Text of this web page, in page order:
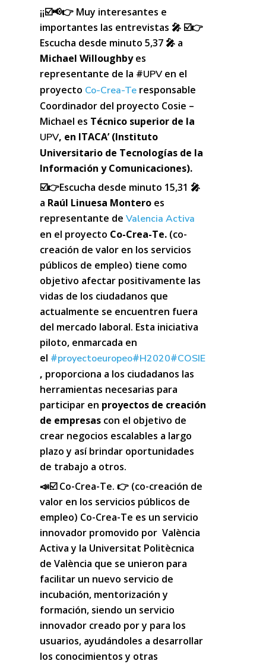
¡¡☑️📢👉 Muy interesantes e
importantes las entrevistas 🎤 ☑️👉
Escucha desde minuto 5,37 🎤 a
Michael Willoughbyes
representante de la #UPV en el
proyecto Co-Crea-Te responsable
Coordinador del proyecto Cosie –
Michael es Técnico superior de la
UPV, en ITACA’ (Instituto
Universitario de Tecnologías de la
Información y Comunicaciones).
☑️👉Escucha desde minuto 15,31 🎤
a Raúl Linuesa Montero es
representante de Valencia Activa
en el proyecto Co-Crea-Te. (co-
creación de valor en los servicios
públicos de empleo) tiene como
objetivo afectar positivamente las
vidas de los ciudadanos que
actualmente se encuentren fuera
del mercado laboral. Esta iniciativa
piloto, enmarcada en
el #proyectoeuropeo#H2020#COSIE
, proporciona a los ciudadanos las
herramientas necesarias para
participar en proyectos de creación
de empresas con el objetivo de
crear negocios escalables a largo
plazo y así brindar oportunidades
de trabajo a otros.
📣☑️ Co-Crea-Te. 👉 (co-creación de
valor en los servicios públicos de
empleo) Co-Crea-Te es un servicio
innovador promovido por València
Activa y la Universitat Politècnica
de València que se unieron para
facilitar un nuevo servicio de
incubación, mentorización y
formación, siendo un servicio
innovador creado por y para los
usuarios, ayudándoles a desarrollar
los conocimientos y otras